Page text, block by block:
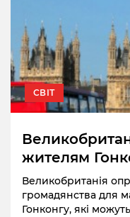
СВІТ
жителям
Великобританія
громадянства для
Гонконгу, які